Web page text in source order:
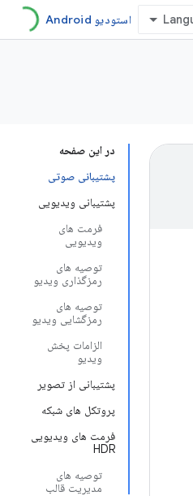
استودیو Android
در این صفحه
پشتیبانی صوتی
پشتیبانی ویدیویی
فرمت های
ویدیویی
توصیه های
رمزگذاری ویدیو
توصیه های
رمزگشایی ویدیو
الزامات پخش
ویدیو
پشتیبانی از تصویر
پروتکل های شبکه
فرمت های ویدیویی
HDR
توصیه های
مدیریت قالب